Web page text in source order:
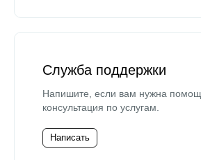
Служба поддержки
Напишите, если вам нужна
консультация по услугам.
Написать